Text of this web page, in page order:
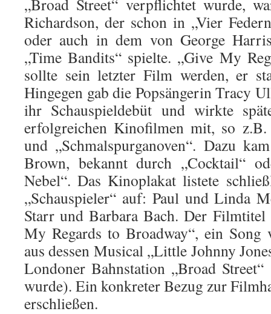
„Broad Street“ verpflichtet wurde,
Richardson, der schon in „Vier
oder auch in dem von George
„Time Bandits“ spielte. „Give My
sollte sein letzter Film werden, er
Hingegen gab die Popsängerin Tracy
ihr Schauspieldebüt und wirkte
erfolgreichen Kinofilmen mit, so z.B.
und „Schmalspurganoven“. Dazu
Brown, bekannt durch „Cocktail“
Nebel“. Das Kinoplakat listete
„Schauspieler“ auf: Paul und Linda
Starr und Barbara Bach. Der Filmtitel
My Regards to Broadway“, ein Song
aus dessen Musical „Little Johnny
Londoner Bahnstation „Broad
wurde). Ein konkreter Bezug zur
erschließen.